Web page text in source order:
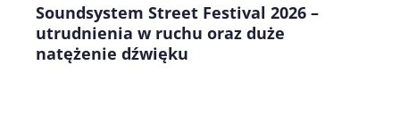
Soundsystem Street Festival 2026 –
utrudnienia w ruchu oraz duże
natężenie dźwięku